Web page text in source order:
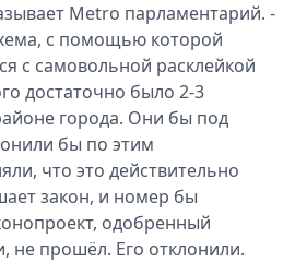
Мetro парламентарий. -
с помощью которой
с самовольной расклейкой
достаточно было 2-3
города. Они бы под
бы по этим
что это действительно
закон, и номер бы
одобренный
не прошёл. Его отклонили.